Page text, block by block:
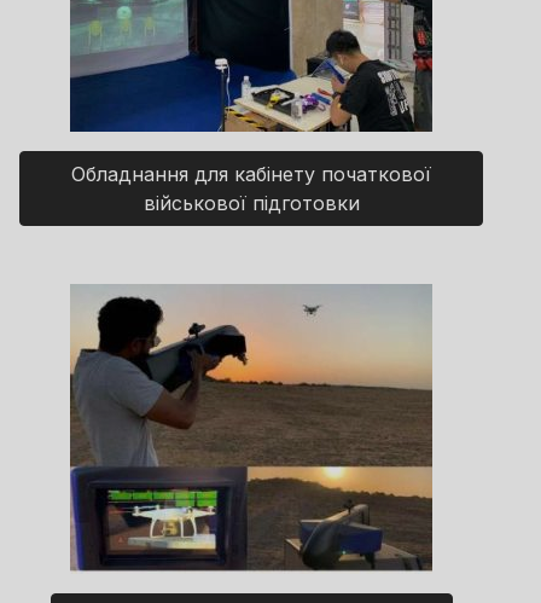
Обладнання для кабінету початкової
військової підготовки